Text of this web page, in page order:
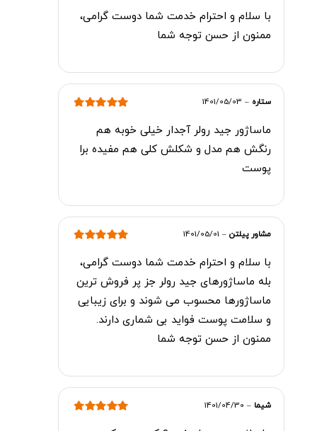
با سلام و احترام خدمت شما دوست گرامی،
ممنون از حسن توجه شما
ستاره –
1401/05/03
ماساژور جید رولر آجدار خیلی خوبه هم
رنگش هم مدل و شکلش کلی هم مفیده برا
پوست
مشاور پیلتن –
1401/05/01
با سلام و احترام خدمت شما دوست گرامی،
بله ماساژورهای جید رولر جز پر فروش ترین
ماساژورها محسوب می شوند و برای زیبایی
و سلامت پوست فواید بی شماری دارند.
ممنون از حسن توجه شما
شیما –
1401/04/30